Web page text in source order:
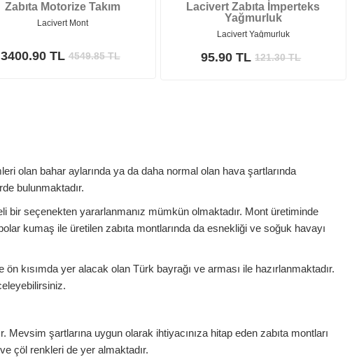
Zabıta Motorize Takım
Lacivert Mont
3400.90 TL 4549.85TL
Lacivert Zabıta İmperteks
Yağmurluk
Lacivert Yağmurluk
95.90 TL121.30TL
olan bahar aylarında ya da daha normal olan hava şartlarında
bulunmaktadır.
bir seçenekten yararlanmanız mümkün olmaktadır. Mont üretiminde
kumaş ile üretilen zabıta montlarında da esnekliği ve soğuk havayı
kısımda yer alacak olan Türk bayrağı ve arması ile hazırlanmaktadır.
şartlarına uygun olarak ihtiyacınıza hitap eden zabıta montları
çöl renkleri de yer almaktadır.